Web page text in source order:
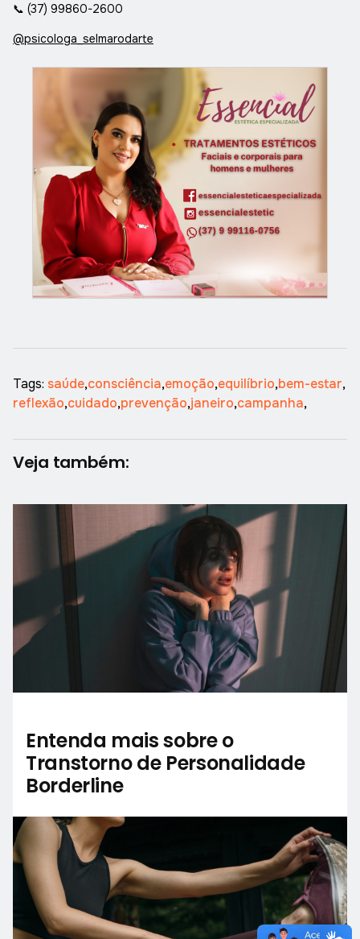
📞 (37) 99860-2600
@psicologa_selmarodarte
Tags: saúde,consciência,emoção,equilíbrio,bem-estar,
reflexão,cuidado,prevenção,janeiro,campanha,
Veja também:
Entenda mais sobre o
Transtorno de Personalidade
Borderline